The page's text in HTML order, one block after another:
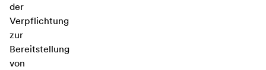
der
Verpflichtung
zur
Bereitstellung
von